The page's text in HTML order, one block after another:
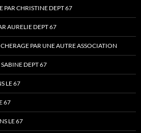
PAR CHRISTINE DEPT 67
AURELIE DEPT 67
PAR UNE AUTRE ASSOCIATION
DEPT 67
LE 67
67
LE 67